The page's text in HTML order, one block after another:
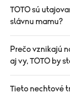
TOTO sú
slávnu mamu?
Prečo vznikajú
aj vy, TOTO by
Tieto nechtové